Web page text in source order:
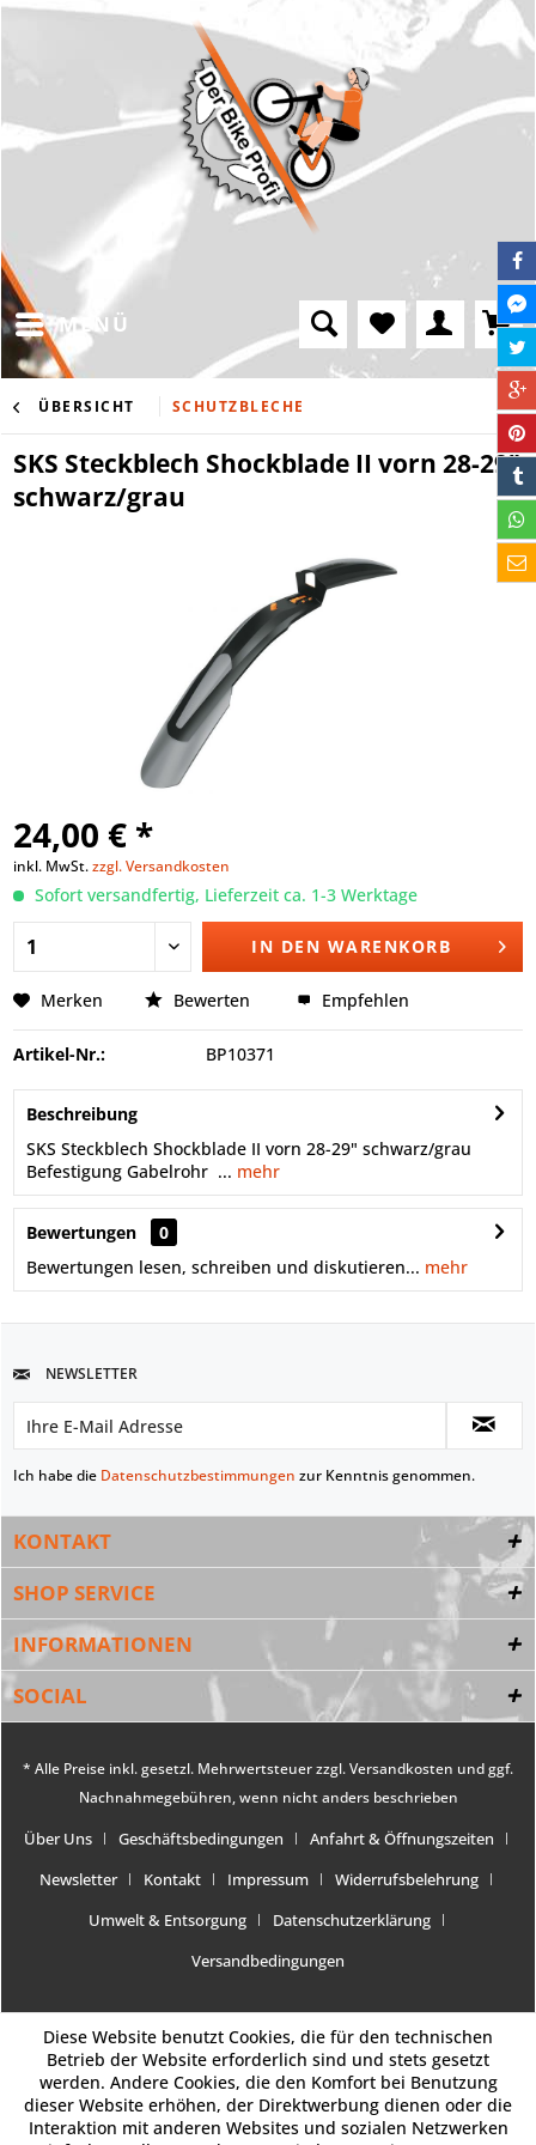
MENÜ
ÜBERSICHT SCHUTZBLECHE
SKS Steckblech Shockblade II vorn 28-29"
schwarz/grau
24,00 € *
inkl. MwSt.zzgl. Versandkosten
Sofort versandfertig, Lieferzeit ca. 1-3 Werktage
IN DEN WARENKORB
Merken Bewerten Empfehlen
Artikel-Nr.: BP10371
Beschreibung
SKS Steckblech Shockblade II vorn 28-29" schwarz/grau
Befestigung Gabelrohr ... mehr
Bewertungen
0
Bewertungen lesen, schreiben und diskutieren... mehr
NEWSLETTER
Ich habe die Datenschutzbestimmungen zur Kenntnis genommen.
KONTAKT
SHOP SERVICE
INFORMATIONEN
SOCIAL
* Alle Preise inkl. gesetzl. Mehrwertsteuer zzgl.Versandkosten und ggf.
Nachnahmegebühren, wenn nicht anders beschrieben
Über Uns Geschäftsbedingungen
Anfahrt & Öffnungszeiten
Newsletter
Kontakt Impressum
Widerrufsbelehrung
Umwelt & Entsorgung
Datenschutzerklärung
Versandbedingungen
Diese Website benutzt Cookies, die für den technischen
Betrieb der Website erforderlich sind und stets gesetzt
werden. Andere Cookies, die den Komfort bei Benutzung
dieser Website erhöhen, der Direktwerbung dienen oder die
Interaktion mit anderen Websites und sozialen Netzwerken